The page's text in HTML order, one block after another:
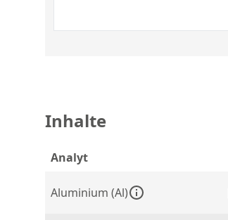
Inhalte
Analyt
Aluminium (Al)